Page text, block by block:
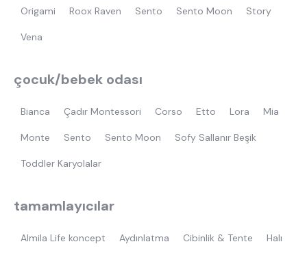
Origami Roox Raven Sento Sento Moon Story
Vena
çocuk/bebek odası
Bianca Çadır Montessori Corso Etto Lora Mia
Monte Sento Sento Moon Sofy Sallanır Beşik
Toddler Karyolalar
tamamlayıcılar
Almila Life koncept Aydınlatma Cibinlik & Tente Halı